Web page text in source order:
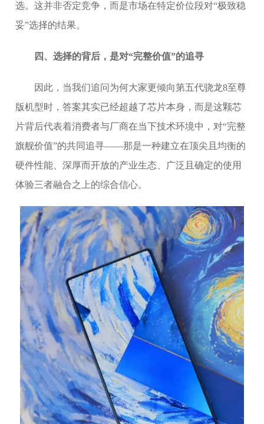
选。这并非否定竞争，而是市场在特定价位段对“极致稳
妥”选择的结果。
四、选择的背后，是对“完整价值”的追寻
因此，当我们追问为何大家更倾向第五代骁龙8至尊
版机型时，答案其实已经超越了芯片本身，而是这颗芯
片背后代表着消费者与厂商在当下技术环境中，对“完整
旗舰价值”的共同追寻——那是一种建立在顶尖且均衡的
硬件性能、深厚而开放的产业生态、广泛且确定的使用
体验三者融合之上的综合信心。